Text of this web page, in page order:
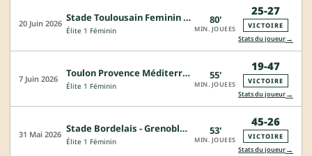
20 Juin 2026 Stade Toulousain Feminin - Stade Bordelais
Élite 1 Féminin
80'
MIN. JOUEES
25-27
VICTOIRE
Stats du joueur→
7 Juin 2026 Toulon Provence Méditerranée Féminin - Stade Bordelais
Élite 1 Féminin
55'
MIN. JOUEES
19-47
VICTOIRE
Stats du joueur→
31 Mai 2026 Stade Bordelais - Grenoble Amazones
Élite 1 Féminin
53'
MIN. JOUEES
45-26
VICTOIRE
Stats du joueur→